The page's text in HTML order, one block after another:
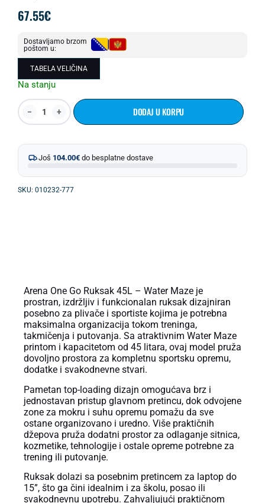
67.55€
Dostavljamo brzom
poštom u:
TABELA VELIČINA
Na stanju
DODAJ U KORPU
Još 104.00€ do besplatne dostave
SKU: 010232-777
Arena One Go Ruksak 45L – Water Maze je
prostran, izdržljiv i funkcionalan ruksak dizajniran
posebno za plivače i sportiste kojima je potrebna
maksimalna organizacija tokom treninga,
takmičenja i putovanja. Sa atraktivnim Water Maze
printom i kapacitetom od 45 litara, ovaj model pruža
dovoljno prostora za kompletnu sportsku opremu,
dodatke i svakodnevne stvari.
Pametan top-loading dizajn omogućava brz i
jednostavan pristup glavnom pretincu, dok odvojene
zone za mokru i suhu opremu pomažu da sve
ostane organizovano i uredno. Više praktičnih
džepova pruža dodatni prostor za odlaganje sitnica,
kozmetike, tehnologije i ostale opreme potrebne za
trening ili putovanje.
Ruksak dolazi sa posebnim pretincem za laptop do
15”, što ga čini idealnim i za školu, posao ili
svakodnevnu upotrebu. Zahvaljujući praktičnom